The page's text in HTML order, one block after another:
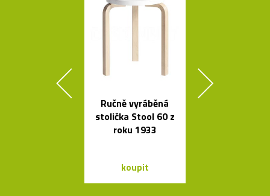
Ručně vyráběná
stolička Stool 60 z
roku 1933
koupit